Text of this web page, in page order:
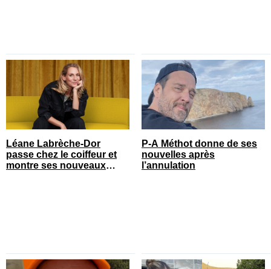
Léane Labrèche-Dor
passe chez le coiffeur et
montre ses nouveaux
P-A Méthot donne de ses
nouvelles après
l’annulation